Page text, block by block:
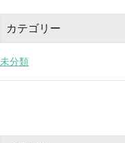
カテゴリー
未分類